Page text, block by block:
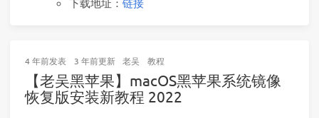
4 年前发表 3 年前更新 老吴 教程
【老吴黑苹果】macOS黑苹果系统镜像
恢复版安装新教程 2022